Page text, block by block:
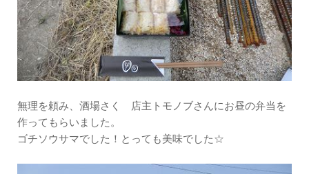
無理を頼み、酒場さく 店主トモノブさんにお昼の弁当を
作ってもらいました。
ゴチソウサマでした！とっても美味でした☆